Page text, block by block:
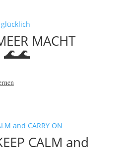
MACHT
🌊🌊
CALM and